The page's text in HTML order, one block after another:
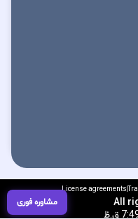
License agreements
All
مشاوره فوری